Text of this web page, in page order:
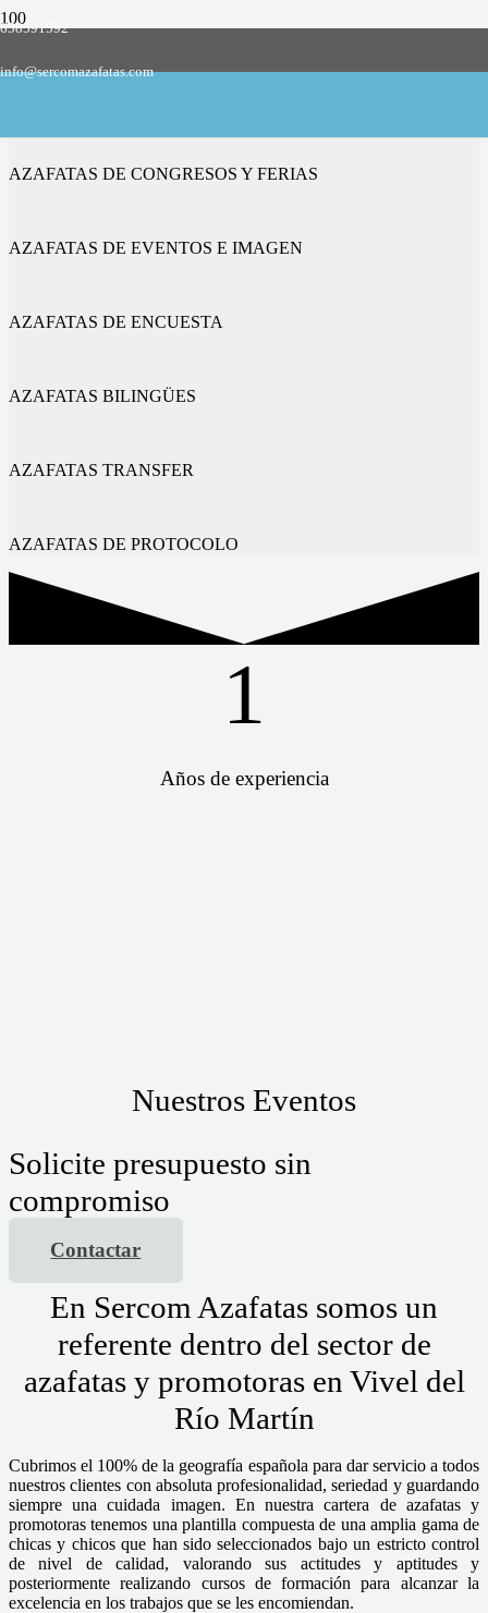
658591592
info@sercomazafatas.com
AZAFATAS DE CONGRESOS Y FERIAS
AZAFATAS DE EVENTOS E IMAGEN
AZAFATAS DE ENCUESTA
AZAFATAS BILINGÜES
AZAFATAS TRANSFER
AZAFATAS DE PROTOCOLO
1
Años de experiencia
Nuestros Eventos
Solicite presupuesto sin
compromiso
Contactar
En Sercom Azafatas somos un
referente dentro del sector de
azafatas y promotoras en Vivel del
Río Martín
Cubrimos el 100% de la geografía española para dar servicio a todos
nuestros clientes con absoluta profesionalidad, seriedad y guardando
siempre una cuidada imagen. En nuestra cartera de azafatas y
promotoras tenemos una plantilla compuesta de una amplia gama de
chicas y chicos que han sido seleccionados bajo un estricto control
de nivel de calidad, valorando sus actitudes y aptitudes y
posteriormente realizando cursos de formación para alcanzar la
excelencia en los trabajos que se les encomiendan.